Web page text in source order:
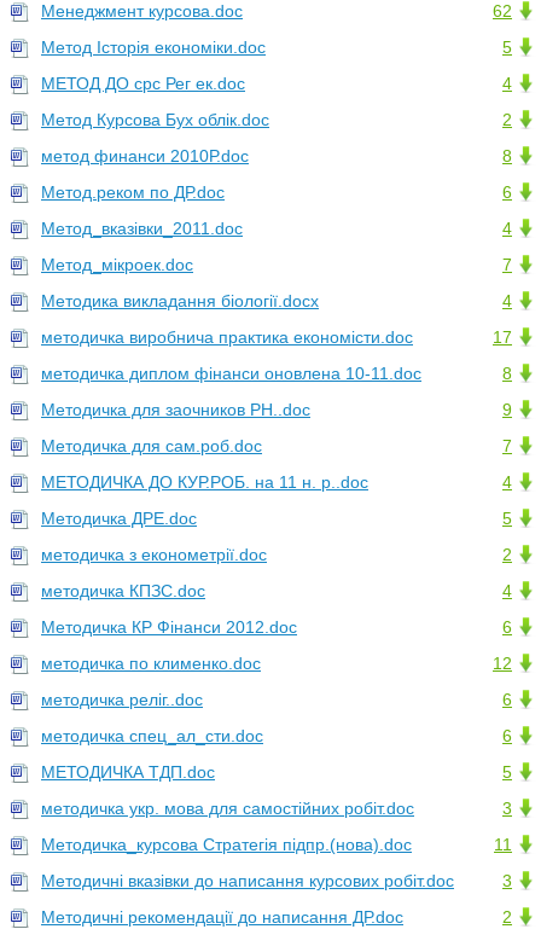
62
Менеджмент курсова.doc
5
Метод Історія економіки.doc
4
МЕТОД ДО срс Рег ек.doc
2
Метод Курсова Бух облік.doc
8
метод финанси 2010Р.doc
6
Метод.реком по ДР.doc
4
Метод_вказівки_2011.doc
7
Метод_мікроек.doc
4
Методика викладання біології.docx
17
методичка виробнича практика економісти.doc
8
методичка диплом фінанси оновлена 10-11.doc
9
Методичка для заочников РН..doc
7
Методичка для сам.роб.doc
4
МЕТОДИЧКА ДО КУР.РОБ. на 11 н. р..doc
5
Методичка ДРЕ.doc
2
методичка з економетрії.doc
4
методичка КПЗС.doc
6
Методичка КР Фінанси 2012.doc
12
методичка по клименко.doc
6
методичка реліг..doc
6
методичка спец_ал_сти.doc
5
МЕТОДИЧКА ТДП.doc
3
методичка укр. мова для самостійних робіт.doc
11
Методичка_курсова Стратегія підпр.(нова).doc
3
Методичні вказівки до написання курсових робіт.doc
2
Методичні рекомендації до написання ДР.doc